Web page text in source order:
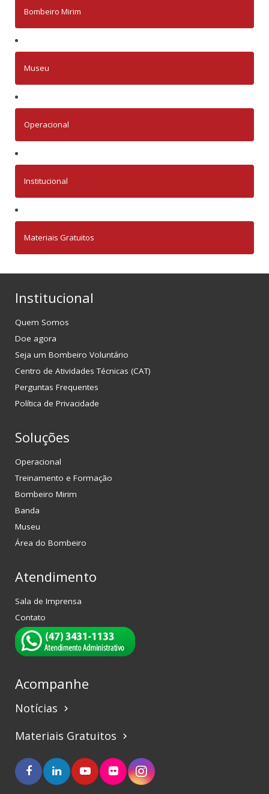
Bombeiro Mirim
Museu
Operacional
Institucional
Materiais Gratuitos
Institucional
Quem Somos
Doe agora
Seja um Bombeiro Voluntário
Centro de Atividades Técnicas (CAT)
Perguntas Frequentes
Política de Privacidade
Soluções
Operacional
Treinamento e Formação
Bombeiro Mirim
Banda
Museu
Área do Bombeiro
Atendimento
Sala de Imprensa
Contato
Acompanhe
Notícias keyboard_arrow_right
Materiais Gratuitos keyboard_arrow_right